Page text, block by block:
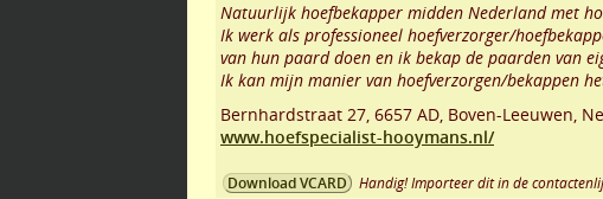
Natuurlijk hoefbekapper midden Nederland met
Ik werk als professioneel hoefverzorger/
van hun paard doen en ik bekap de paarden van
Ik kan mijn manier van hoefverzorgen/bekappen
Bernhardstraat 27, 6657 AD, Boven-Leeuwen,
www.hoefspecialist-hooymans.nl/
Download VCARD Handig! Importeer dit in de